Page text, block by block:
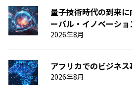
量子技術時代の到来
ーバル・イノベーショ
2026年8月
アフリカでのビジネス
2026年8月